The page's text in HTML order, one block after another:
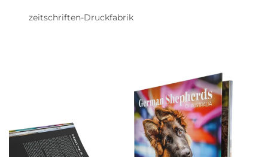
zeitschriften-Druckfabrik